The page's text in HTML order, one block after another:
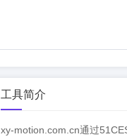
工具简介
xy-motion.com.cn通过